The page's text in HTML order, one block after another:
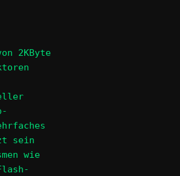
2KByte
sein
wie